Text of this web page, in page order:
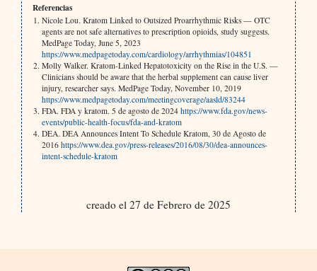
Referencias
Nicole Lou. Kratom Linked to Outsized Proarrhythmic Risks — OTC
agents are not safe alternatives to prescription opioids, study suggests.
MedPage Today, June 5, 2023
https://www.medpagetoday.com/cardiology/arrhythmias/104851
Molly Walker. Kratom-Linked Hepatotoxicity on the Rise in the U.S. —
Clinicians should be aware that the herbal supplement can cause liver
injury, researcher says. MedPage Today, November 10, 2019
https://www.medpagetoday.com/meetingcoverage/aasld/83244
FDA. FDA y kratom. 5 de agosto de 2024 https://www.fda.gov/news-
events/public-health-focus/fda-and-kratom
DEA. DEA Announces Intent To Schedule Kratom, 30 de Agosto de
2016 https://www.dea.gov/press-releases/2016/08/30/dea-announces-
intent-schedule-kratom
creado el 27 de Febrero de 2025